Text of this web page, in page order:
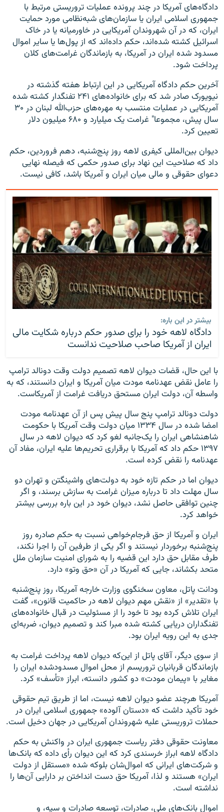
دادگاه‌های آمریکا در چند پرونده عملیات تروریستی مرتبط با
جمهوری اسلامی ایران یا سازمان‌های شبه‌نظامی مورد حمایت
ایران، که در آن شهروندان آمریکایی در خاورمیانه یا در خاک
اسرائیل کشته‌ شده‌اند، حکم داده‌اند که از پول‌ها یا سایر اموال
مسدود شده ایران در آمریکا، به بازماندگان غرامت‌های کلان
پرداخت شود.
آخرین حکم دادگاه آمریکایی در این ارتباط هفته گذشته در
نیویورک صادر شد که برای خانواده‌های ۲۴۱ تفنگدار کشته شده
آمریکایی در عملیات منتسب به مهره‌های حزب‌الله لبنان در ۳۰
سال پیش، مجموعا" غرامت یک میلیارد و ۶۸۰ میلیون دلار
تعیین کرد.
دیوان بین‌المللی کیفری لاهه روز پنج‌شنبه، دهم فروردین، حکم
داد که صلاحیت این نهاد برای صدور حکمی که فیصله نهایی
دعوای حقوقی و مالی میان ایران و آمریکا باشد، کافی نیست.
بیشتر در این باره:
دادگاه لاهه خود را برای صدور حکم درباره شکایت مالی
ایران از آمریکا صاحب صلاحیت ندانست
با این حال، قضات دیوان لاهه تصمیم دولت وقت دونالد ترامپ
را عامل نقض عهدنامه مودت میان آمریکا و ایران دانستند، که به
واسطه آن، دولت ایران مستحق دریافت غرامت از آمریکاست.
دولت دونالد ترامپ پنج سال پیش پس از آن عهدنامه مودت
امضا شده در سال ۱۳۳۴ میان دولت وقت آمریکا با حکومت
شاهنشاهی ایران را یک‌جانبه لغو کرد که دیوان لاهه در سال
۱۳۹۷ حکم داد که آمریکا با برقراری تحریم‌ها علیه ایران، مفاد آن
عهدنامه را نقض کرده است.
دیوان اما در حکم تازه خود به دولت‌های واشینگتن و تهران دو
سال مهلت داد تا درباره میزان غرامت به سازش برسند، و اگر
چنین توافقی حاصل نشد، دیوان خود در این باره بررسی بیشتر
خواهد کرد.
ایران و آمریکا از حق فرجام‌خواهی نسبت به حکم صادره روز
پنج‌شنبه برخوردار نیستند و اگر یکی از طرفین آن را اجرا نکند،
طرف مقابل حق دارد این قضیه را به شورای امنیت سازمان ملل
متحد بکشاند، جایی که آمریکا در آن «حق وتو» دارد.
ودانت پاتل، معاون سخنگوی وزارت خارجه آمریکا، روز پنج‌شنبه
با «تقدیر» از «نقش مهم دیوان لاهه در حاکمیت قانون»، گفت
ایران تلاش کرده بود تا خود را از مسئولیت در قبال خانواده‌های
تفنگداران دریایی کشته شده مبرا کند و تصمیم دیوان، ضربه‌ای
جدی به این رویه ایران بود.
از سوی دیگر، آقای پاتل از این‌که دیوان لاهه پرداخت غرامت به
بازماندگان قربانیان تروریسم از محل اموال مسدودشده ایران را
مغایر با «پیمان مودت» دو کشور دانسته، ابراز «تأسف» کرد.
آمریکا هرچند عضو دیوان لاهه نیست، اما از طریق تیم حقوقی
خود تأکید داشت که «دستان آلوده» جمهوری اسلامی ایران در
حملات تروریستی علیه شهروندان آمریکایی در جهان دخیل است.
معاونت حقوقی دفتر ریاست جمهوری ایران در واکنش به حکم
دادگاه لاهه ابراز خرسندی کرد که این دیوان رأی داده که بانک‌ها
و شرکت‌های ایرانی که اموال‌شان بلوکه شده «مستقل از دولت
ایران» هستند و لذا، آمریکا حق دست انداختن بر دارایی آن‌ها را
نداشته است.
اموال بانک‌های ملی، صادرات، توسعه صادرات و سپه، و